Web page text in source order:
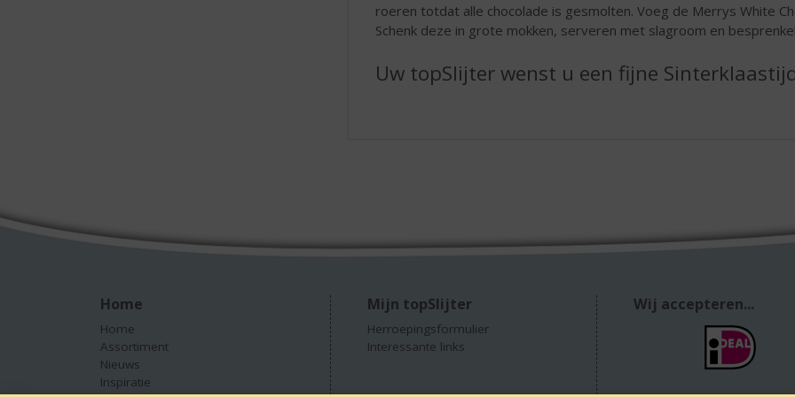
roeren totdat alle chocolade is gesmolten. Voeg de Merrys White
Schenk deze in grote mokken, serveren met slagroom en
Uw topSlijter wenst u een fijne
Home
Home
Assortiment
Nieuws
Inspiratie
Mijn topSlijter
Herroepingsformulier
Interessante links
Wij accepteren...